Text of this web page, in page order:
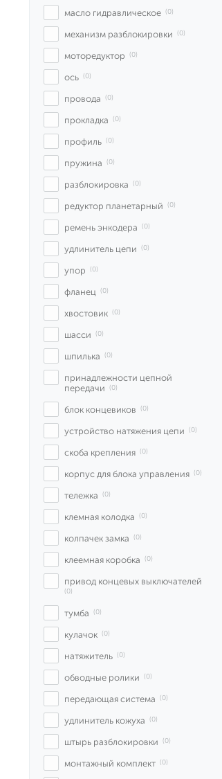
масло гидравлическое (0)
механизм разблокировки (0)
моторедуктор (0)
ось (0)
провода (0)
прокладка (0)
профиль (0)
пружина (0)
разблокировка (0)
редуктор планетарный (0)
ремень энкодера (0)
удлинитель цепи (0)
упор (0)
фланец (0)
хвостовик (0)
шасси (0)
шпилька (0)
принадлежности цепной
передачи (0)
блок концевиков (0)
устройство натяжения цепи (0)
скоба крепления (0)
корпус для блока управления (0)
тележка (0)
клемная колодка (0)
колпачек замка (0)
клеемная коробка (0)
привод концевых выключателей
(0)
тумба (0)
кулачок (0)
натяжитель (0)
обводные ролики (0)
передающая система (0)
удлинитель кожуха (0)
штырь разблокировки (0)
монтажный комплект (0)